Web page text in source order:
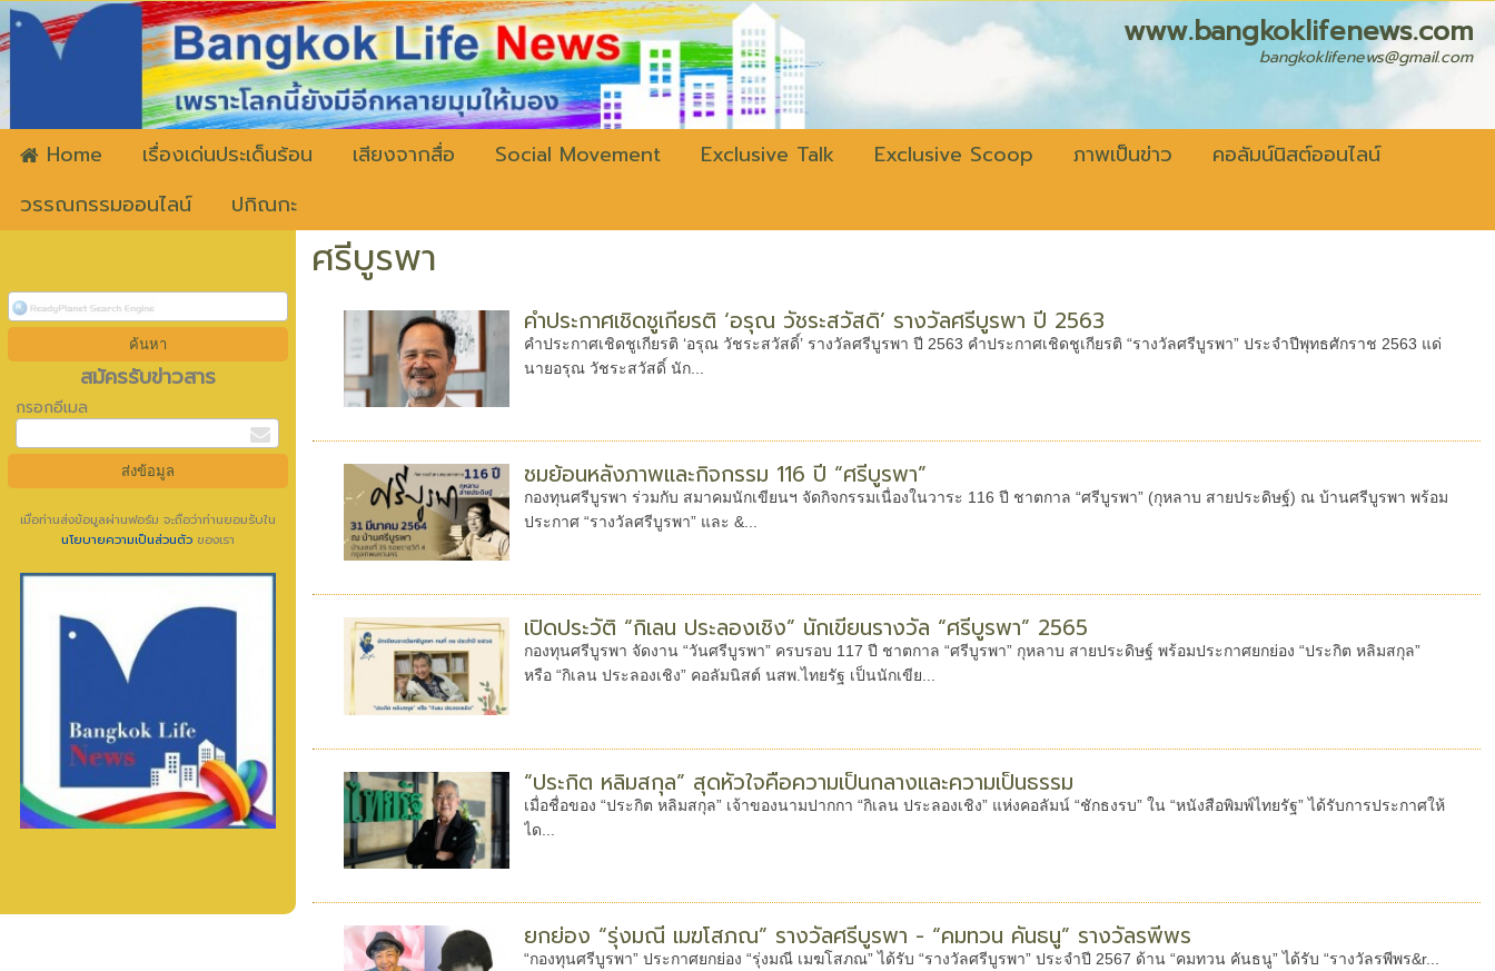
www.bangkoklifenews.com
bangkoklifenews@gmail.com
Home เรื่องเด่นประเด็นร้อน เสียงจากสื่อ Social Movement Exclusive Talk Exclusive Scoop ภาพเป็นข่าว
คอลัมน์นิสต์ออนไลน์
วรรณกรรมออนไลน์
ปกิณกะ
สมัครรับข่าวสาร
กรอกอีเมล
เมื่อท่านส่งข้อมูลผ่านฟอร์ม จะถือว่าท่านยอมรับใน
นโยบายความเป็นส่วนตัว ของเรา
ศรีบูรพา
คำประกาศเชิดชูเกียรติ ‘อรุณ วัชระสวัสดิ์’ รางวัลศรีบูรพา ปี 2563
คำประกาศเชิดชูเกียรติ ‘อรุณ วัชระสวัสดิ์’ รางวัลศรีบูรพา ปี 2563 คำประกาศเชิดชูเกียรติ “รางวัลศรีบูรพา” ประจำปีพุทธศักราช 2563 แด่
นายอรุณ วัชระสวัสดิ์ นัก...
ชมย้อนหลังภาพและกิจกรรม 116 ปี “ศรีบูรพา”
กองทุนศรีบูรพา ร่วมกับ สมาคมนักเขียนฯ จัดกิจกรรมเนื่องในวาระ 116 ปี ชาตกาล “ศรีบูรพา” (กุหลาบ สายประดิษฐ์) ณ บ้านศรีบูรพา พร้อม
ประกาศ “รางวัลศรีบูรพา” และ &...
เปิดประวัติ “กิเลน ประลองเชิง” นักเขียนรางวัล “ศรีบูรพา” 2565
กองทุนศรีบูรพา จัดงาน “วันศรีบูรพา” ครบรอบ 117 ปี ชาตกาล “ศรีบูรพา” กุหลาบ สายประดิษฐ์ พร้อมประกาศยกย่อง “ประกิต หลิมสกุล”
หรือ “กิเลน ประลองเชิง” คอลัมนิสต์ นสพ.ไทยรัฐ เป็นนักเขีย...
“ประกิต หลิมสกุล” สุดหัวใจคือความเป็นกลางและความเป็นธรรม
เมื่อชื่อของ “ประกิต หลิมสกุล” เจ้าของนามปากกา “กิเลน ประลองเชิง” แห่งคอลัมน์ “ชักธงรบ” ใน “หนังสือพิมพ์ไทยรัฐ” ได้รับการประกาศให้
ได...
ยกย่อง “รุ่งมณี เมฆโสภณ” รางวัลศรีบูรพา - “คมทวน คันธนู” รางวัลรพีพร
“กองทุนศรีบูรพา” ประกาศยกย่อง “รุ่งมณี เมฆโสภณ” ได้รับ “รางวัลศรีบูรพา” ประจำปี 2567 ด้าน “คมทวน คันธนู” ได้รับ “รางวัลรพีพร&r...